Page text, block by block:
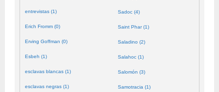
entrevistas (1)
Erich Fromm (0)
Erving Goffman (0)
Esbeh (1)
esclavas blancas (1)
esclavas negras (1)
Sadoc (4)
Saint Phar (1)
Saladino (2)
Salahoc (1)
Salomón (3)
Samotracia (1)